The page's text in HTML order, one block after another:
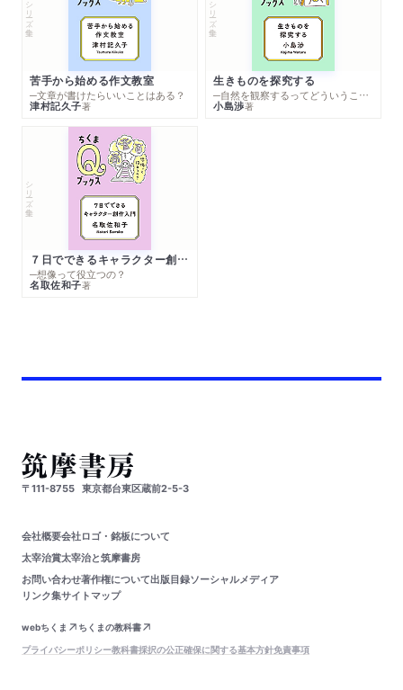
シリーズ・全集
苦手から始める作文教室
─文章が書けたらいいことはある？
津村記久子著
シリーズ・全集
生きものを探究する
─自然を観察するってどういうこと？
小島渉著
シリーズ・全集
７日でできるキャラクター創作入門
─想像って役立つの？
名取佐和子著
〒111-8755 東京都台東区蔵前2-5-3
会社概要会社ロゴ・銘板について
太宰治賞太宰治と筑摩書房
お問い合わせ著作権について出版目録ソーシャルメディア
リンク集サイトマップ
webちくま
ちくまの教科書
プライバシーポリシー教科書採択の公正確保に関する基本方針免責事項